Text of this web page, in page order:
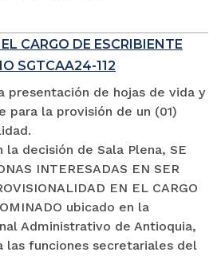
CARGO DE ESCRIBIENTE
SGTCAA24-112
presentación de hojas de vida y
para la provisión de un (01)
decisión de Sala Plena, SE
INTERESADAS EN SER
EN EL CARGO
ubicado en la
Administrativo de Antioquia,
las funciones secretariales del